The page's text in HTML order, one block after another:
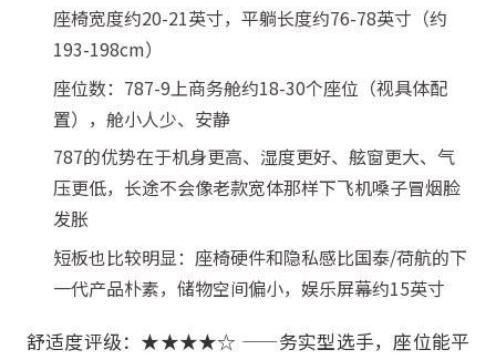
座椅宽度约20-21英寸，平躺长度约76-78英寸（约
193-198cm）
座位数：787-9上商务舱约18-30个座位（视具体配
置），舱小人少、安静
787的优势在于机身更高、湿度更好、舷窗更大、气
压更低，长途不会像老款宽体那样下飞机嗓子冒烟脸
发胀
短板也比较明显：座椅硬件和隐私感比国泰/荷航的下
一代产品朴素，储物空间偏小，娱乐屏幕约15英寸
舒适度评级：★★★★☆ ——务实型选手，座位能平